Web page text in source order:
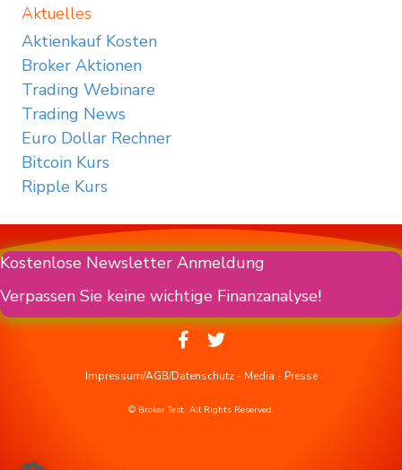
Aktuelles
Aktienkauf Kosten
Broker Aktionen
Trading Webinare
Trading News
Euro Dollar Rechner
Bitcoin Kurs
Ripple Kurs
Kostenlose Newsletter Anmeldung
Verpassen Sie keine wichtige Finanzanalyse!
Impressum/AGB/Datenschutz- Media - Presse
© Broker Test. All Rights Reserved.